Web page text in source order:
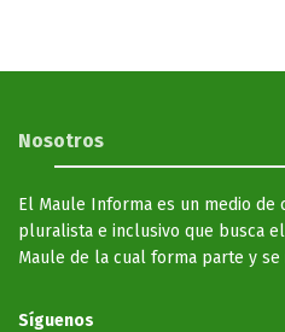
Nosotros
El Maule Informa es un medio de
pluralista e inclusivo que busca
Maule de la cual forma parte y
Síguenos